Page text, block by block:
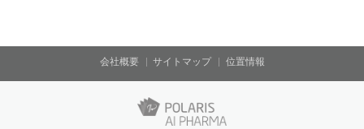
会社概要 サイトマップ 位置情報